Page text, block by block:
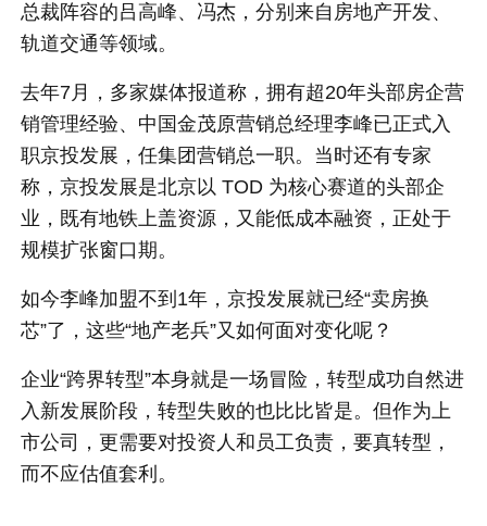
总裁阵容的吕高峰、冯杰，分别来自房地产开发、
轨道交通等领域。
去年7月，多家媒体报道称，拥有超20年头部房企营
销管理经验、中国金茂原营销总经理李峰已正式入
职京投发展，任集团营销总一职。当时还有专家
称，京投发展是北京以 TOD 为核心赛道的头部企
业，既有地铁上盖资源，又能低成本融资，正处于
规模扩张窗口期。
如今李峰加盟不到1年，京投发展就已经“卖房换
芯”了，这些“地产老兵”又如何面对变化呢？
企业“跨界转型”本身就是一场冒险，转型成功自然进
入新发展阶段，转型失败的也比比皆是。但作为上
市公司，更需要对投资人和员工负责，要真转型，
而不应估值套利。